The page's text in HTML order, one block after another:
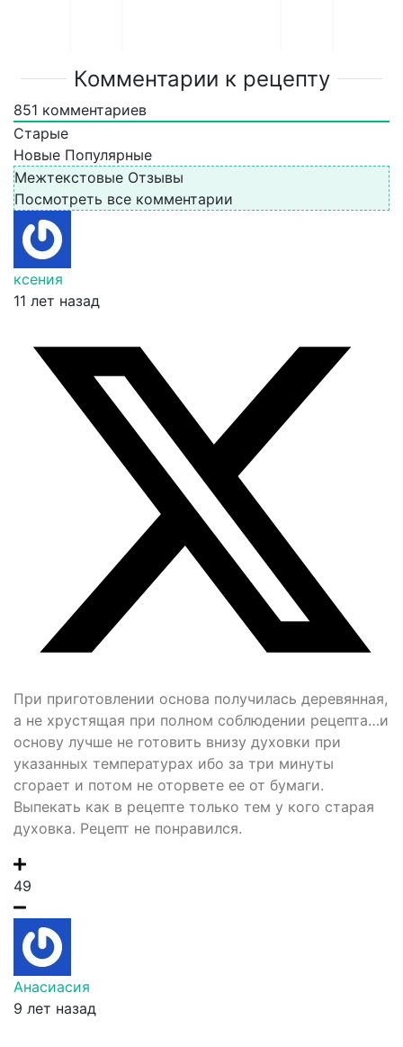
Комментарии к рецепту
851 комментариев
Старые
Новые Популярные
Межтекстовые Отзывы
Посмотреть все комментарии
ксения
11 лет назад
При приготовлении основа получилась деревянная,
а не хрустящая при полном соблюдении рецепта…и
основу лучше не готовить внизу духовки при
указанных температурах ибо за три минуты
сгорает и потом не оторвете ее от бумаги.
Выпекать как в рецепте только тем у кого старая
духовка. Рецепт не понравился.
49
Анасиасия
9 лет назад